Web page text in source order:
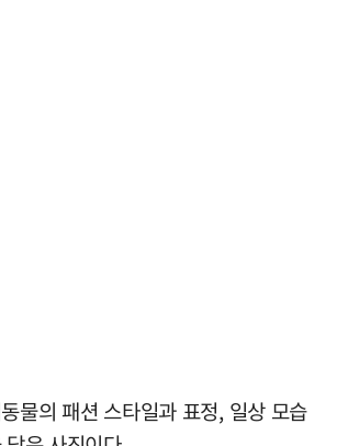
물의 패션 스타일과 표정, 일상 모습